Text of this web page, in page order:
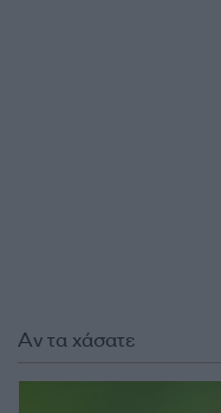
Αν τα χάσατε